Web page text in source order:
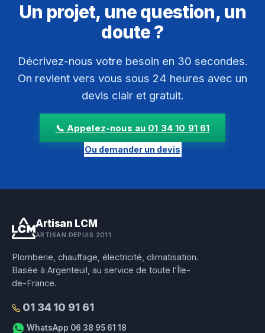
Un projet, une question, un
doute ?
Décrivez-nous votre besoin en 30 secondes.
On revient vers vous sous 24 heures avec un
devis clair et gratuit.
📞 Appelez-nous au 01 34 10 91 61
Ou demander un devis
Artisan LCM
ARTISAN DEPUIS 2011
Plomberie, chauffage, électricité, climatisation.
Basée à Argenteuil, au service de toute l’Île-
de-France.
01 34 10 91 61
WhatsApp 06 38 95 61 18